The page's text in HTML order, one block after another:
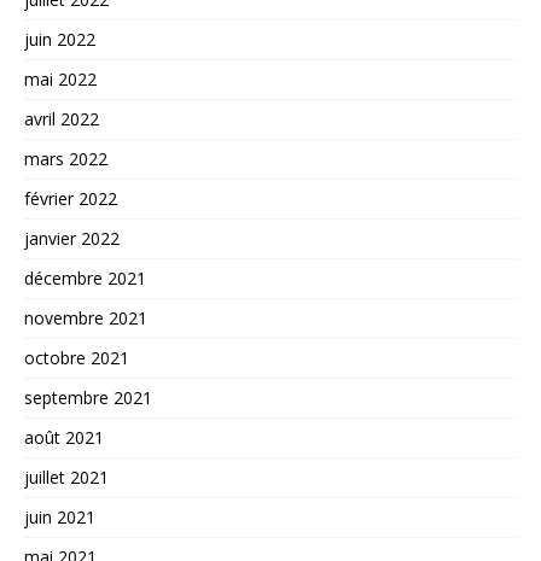
juin 2022
mai 2022
avril 2022
mars 2022
février 2022
janvier 2022
décembre 2021
novembre 2021
octobre 2021
septembre 2021
août 2021
juillet 2021
juin 2021